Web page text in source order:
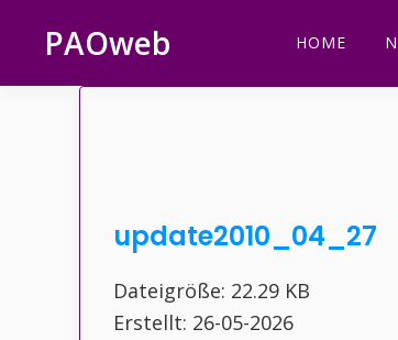
Hauptnavigation
springen
Inhalt
springen
Seitenspalte
springen
Fußzeile
springen
PAOweb HOME
update2010_04_27
Dateigröße: 22.29 KB
Erstellt: 26-05-2026